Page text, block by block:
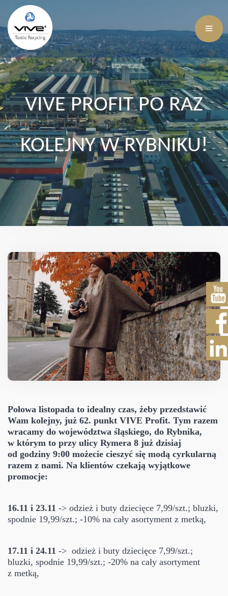
VIVE PROFIT PO RAZ
KOLEJNY W RYBNIKU!
Połowa listopada to idealny czas, żeby przedstawić
Wam kolejny, już 62. punkt VIVE Profit. Tym razem
wracamy do województwa śląskiego, do Rybnika,
w którym to przy ulicy Rymera 8 już dzisiaj
od godziny 9:00 możecie cieszyć się modą cyrkularną
razem z nami. Na klientów czekają wyjątkowe
promocje:
16.11 i 23.11 -> odzież i buty dziecięce 7,99/szt.; bluzki,
spodnie 19,99/szt.; -10% na cały asortyment z metką,
17.11 i 24.11 -> odzież i buty dziecięce 7,99/szt.;
bluzki, spodnie 19,99/szt.; -20% na cały asortyment
z metką,